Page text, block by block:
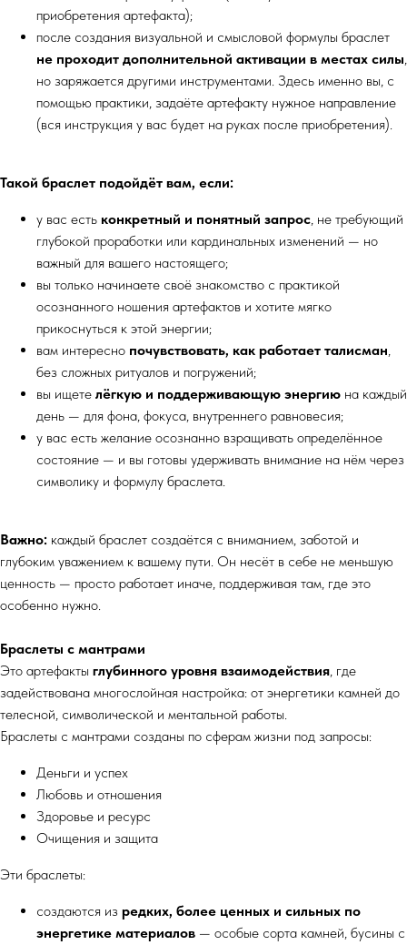
приобретения артефакта);
после создания визуальной и смысловой формулы браслет
не проходит дополнительной активации в местах силы,
но заряжается другими инструментами. Здесь именно вы, с
помощью практики, задаёте артефакту нужное направление
(вся инструкция у вас будет на руках после приобретения).
Такой браслет подойдёт вам, если:
у вас есть конкретный и понятный запрос, не требующий
глубокой проработки или кардинальных изменений — но
важный для вашего настоящего;
вы только начинаете своё знакомство с практикой
осознанного ношения артефактов и хотите мягко
прикоснуться к этой энергии;
вам интересно почувствовать, как работает талисман,
без сложных ритуалов и погружений;
вы ищете лёгкую и поддерживающую энергию на каждый
день — для фона, фокуса, внутреннего равновесия;
у вас есть желание осознанно взращивать определённое
состояние — и вы готовы удерживать внимание на нём через
символику и формулу браслета.
Важно: каждый браслет создаётся с вниманием, заботой и
глубоким уважением к вашему пути. Он несёт в себе не меньшую
ценность — просто работает иначе, поддерживая там, где это
особенно нужно.
Браслеты с мантрами
Это артефакты глубинного уровня взаимодействия, где
задействована многослойная настройка: от энергетики камней до
телесной, символической и ментальной работы.
Браслеты с мантрами созданы по сферам жизни под запросы:
Деньги и успех
Любовь и отношения
Здоровье и ресурс
Очищения и защита
Эти браслеты:
создаются из редких, более ценных и сильных по
энергетике материалов — особые сорта камней, бусины с